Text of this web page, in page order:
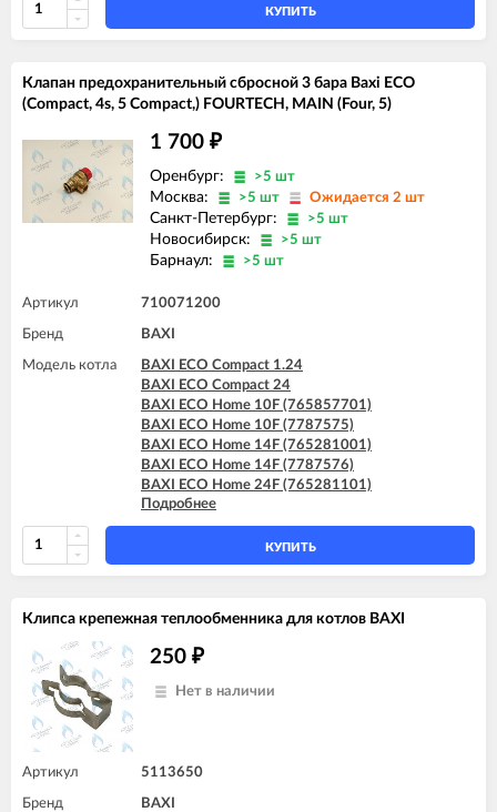
BAXI ECO Home 24F (7787577)
BAXI ECO-5 Compact 14 F
BAXI ECO-5 Compact 24 F
BAXI ECO-5 Compact 24 F GPL
BAXI FOURTECH 24 (CSB)
BAXI FOURTECH 24 (CSR)
BAXI FOURTECH 24 F (CSB)
BAXI FOURTECH 24 F (CSR)
КУПИТЬ
Клапан предохранительный сбросной 3 бара Baxi ECO
(Compact, 4s, 5 Compact,) FOURTECH, MAIN (Four, 5)
1 700 ₽
Оренбург: >5 шт
Москва: >5 шт Ожидается 2 шт
Санкт-Петербург: >5 шт
Новосибирск: >5 шт
Барнаул: >5 шт
Артикул 710071200
Бренд BAXI
Модель котла
BAXI ECO Compact 1.24
BAXI ECO Compact 24
BAXI ECO Home 10F (765857701)
BAXI ECO Home 10F (7787575)
BAXI ECO Home 14F (765281001)
BAXI ECO Home 14F (7787576)
BAXI ECO Home 24F (765281101)
BAXI ECO Home 24F (7787577)
BAXI ECO-4s 1.24 F
BAXI ECO-5 Compact 1.24
BAXI ECO-5 Compact 24
BAXI FOURTECH 1.24
BAXI FOURTECH 1.24 F
BAXI FOURTECH 24 (CSB)
BAXI FOURTECH 24 (CSR)
BAXI MAIN Four 24
BAXI MAIN-5 14 F
Подробнее
КУПИТЬ
Клипса крепежная теплообменника для котлов BAXI
250 ₽
Нет в наличии
Артикул 5113650
Бренд BAXI